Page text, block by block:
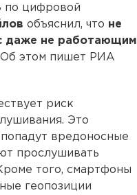
по цифровой
объяснил, что не
даже не работающим
Об этом пишет РИА
риск
Это
вредоносные
прослушивать
того, смартфоны
геопозиции